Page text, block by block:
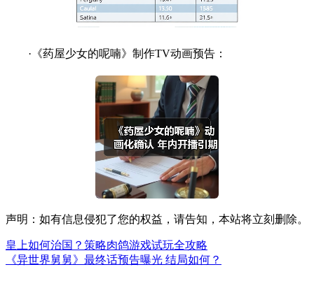
·《药屋少女的呢喃》制作TV动画预告：
声明：如有信息侵犯了您的权益，请告知，本站将立刻删除。
皇上如何治国？策略肉鸽游戏试玩全攻略
《异世界舅舅》最终话预告曝光 结局如何？